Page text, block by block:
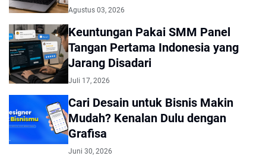
Agustus 03, 2026
Keuntungan Pakai SMM Panel
Tangan Pertama Indonesia yang
Jarang Disadari
Juli 17, 2026
Cari Desain untuk Bisnis Makin
Mudah? Kenalan Dulu dengan
Grafisa
Juni 30, 2026